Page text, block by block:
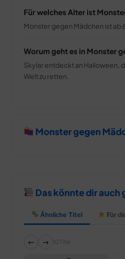
Für welches Alter ist
Monster gegen Mädchen ist ab
Worum geht es in Monster
Skylar entdeckt an Halloween,
Welt zu retten.
Monster gegen
Das könnte dir auch
Ähnliche Titel Für
← → 10 Titel